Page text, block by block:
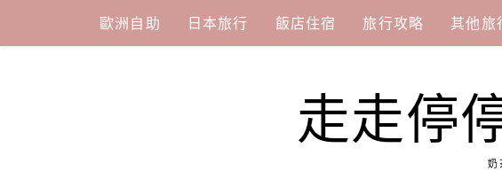
content
歐洲自助 日本旅行 飯店住宿 旅行攻略 其他旅
走走停
奶